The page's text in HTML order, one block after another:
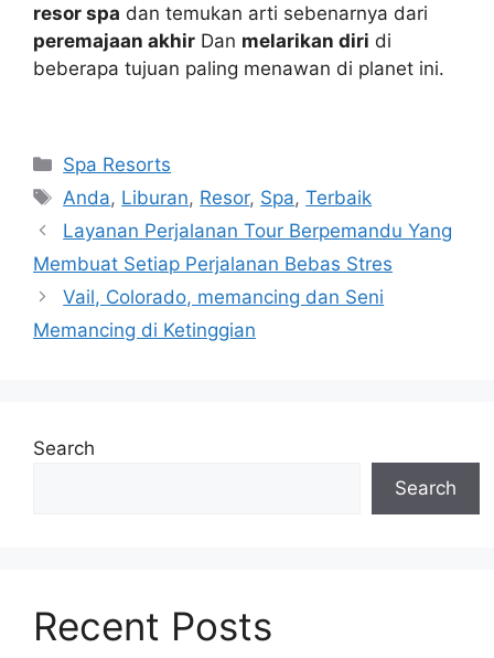
resor spa dan temukan arti sebenarnya dari
peremajaan akhir Dan melarikan diri di
beberapa tujuan paling menawan di planet ini.
posCategories
Spa Resorts
Tags
Anda, Liburan, Resor, Spa,Terbaik
Layanan Perjalanan Tour Berpemandu Yang
Membuat Setiap Perjalanan Bebas Stres
Vail, Colorado, memancing dan Seni
Memancing di Ketinggian
Search
Search
Recent Posts